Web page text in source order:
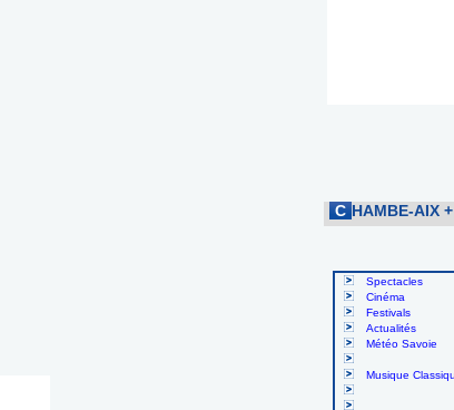
C HAMBE-AIX +
Spectacles
Cinéma
Festivals
Actualités
Météo Savoie
Musique